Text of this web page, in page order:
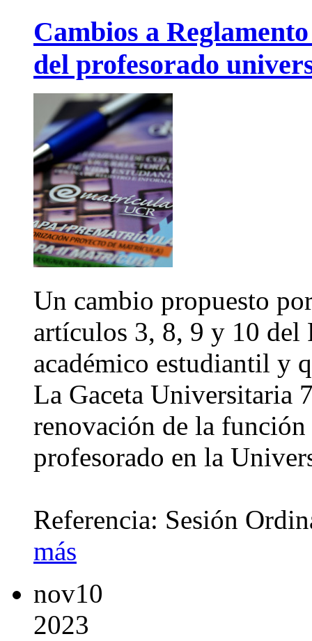
Cambios a
del profesorado
Un cambio propuesto
artículos 3, 8, 9 y 10 del
académico estudiantil y
La Gaceta Universitaria
renovación de la función
profesorado en la
Referencia: Sesión
más
nov10
2023